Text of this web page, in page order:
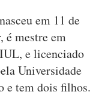
em 11 de
é mestre em
e licenciado
Universidade
e tem dois filhos.